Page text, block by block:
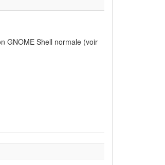
GNOME Shell normale (voir